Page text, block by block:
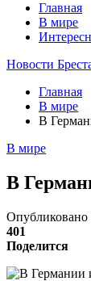
Главная
В мире
Новости
Главная
В мире
В
В мире
В
Опубликовано
401
Поделится